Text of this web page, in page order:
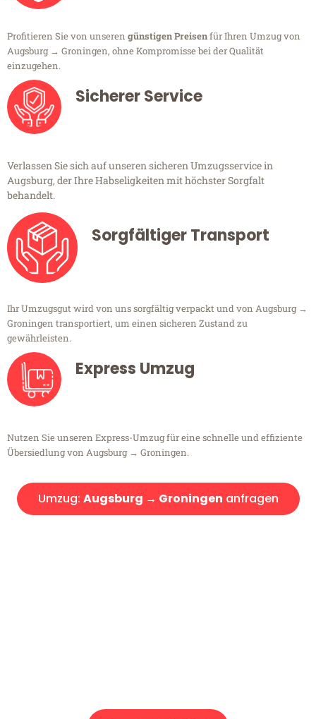
Profitieren Sie von unseren günstigen Preisenfür Ihren Umzug von
Augsburg → Groningen, ohne Kompromisse bei der Qualität
einzugehen.
Sicherer Service
Verlassen Sie sich auf unseren sicheren Umzugsservice in
Augsburg, der Ihre Habseligkeiten mit höchster Sorgfalt
behandelt.
Sorgfältiger Transport
Ihr Umzugsgut wird von uns sorgfältig verpackt und von Augsburg →
Groningen transportiert, um einen sicheren Zustand zu
gewährleisten.
Express Umzug
Nutzen Sie unseren Express-Umzug für eine schnelle und effiziente
Übersiedlung von Augsburg → Groningen.
Umzug: Augsburg → Groningen anfragen